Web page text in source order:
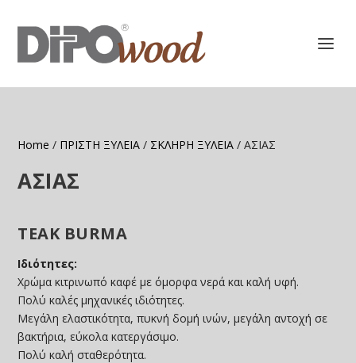
Home / ΠΡΙΣΤΗ ΞΥΛΕΙΑ / ΣΚΛΗΡΗ ΞΥΛΕΙΑ / ΑΣΙΑΣ
ΑΣΙΑΣ
TEAK BURMA
Ιδιότητες:
Χρώμα κιτρινωπό καφέ με όμορφα νερά και καλή υφή.
Πολύ καλές μηχανικές ιδιότητες.
Μεγάλη ελαστικότητα, πυκνή δομή ινών, μεγάλη αντοχή σε
βακτήρια, εύκολα κατεργάσιμο.
Πολύ καλή σταθερότητα.